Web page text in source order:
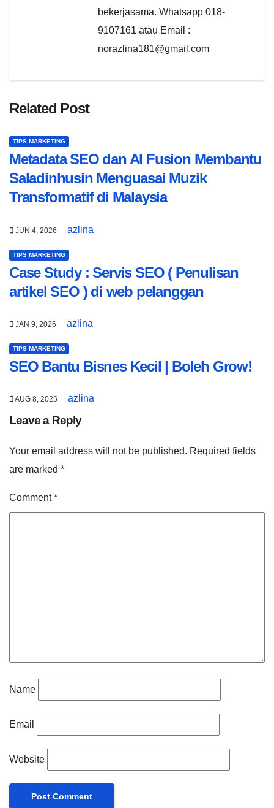
bekerjasama. Whatsapp 018-
9107161 atau Email :
norazlina181@gmail.com
Related Post
TIPS MARKETING
Metadata SEO dan AI Fusion Membantu
Saladinhusin Menguasai Muzik
Transformatif di Malaysia
JUN 4, 2026 azlina
TIPS MARKETING
Case Study : Servis SEO ( Penulisan
artikel SEO ) di web pelanggan
JAN 9, 2026 azlina
TIPS MARKETING
SEO Bantu Bisnes Kecil | Boleh Grow!
AUG 8, 2025 azlina
Leave a Reply
Your email address will not be published. Required fields
are marked *
Comment*
Name
Email
Website